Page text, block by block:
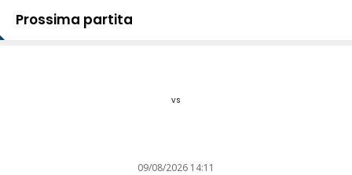
Prossima partita
vs
09/08/2026 14:11